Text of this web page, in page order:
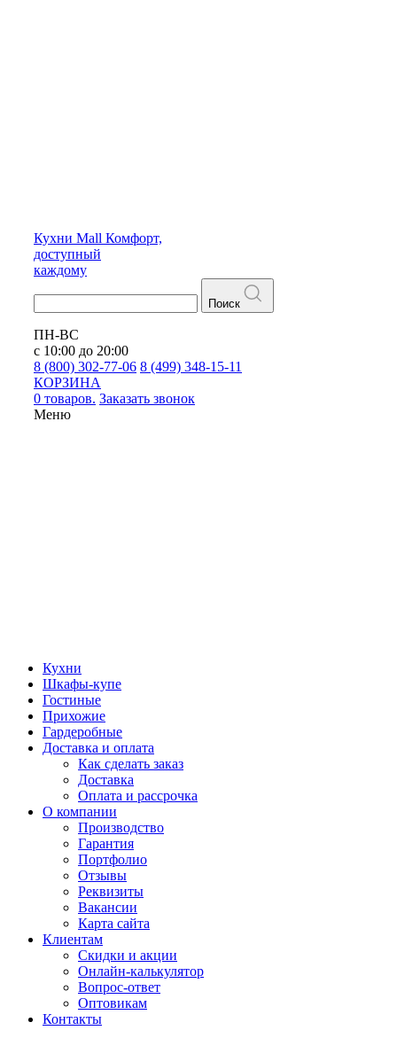
Кухни Mall Комфорт,
доступный
каждому
Поиск
ПН-ВС
с 10:00 до 20:00
8 (800) 302-77-06 8 (499) 348-15-11
КОРЗИНА
0 товаров. Заказать звонок
Меню
Кухни
Шкафы-купе
Гостиные
Прихожие
Гардеробные
Доставка и оплата
Как сделать заказ
Доставка
Оплата и рассрочка
О компании
Производство
Гарантия
Портфолио
Отзывы
Реквизиты
Вакансии
Карта сайта
Клиентам
Скидки и акции
Онлайн-калькулятор
Вопрос-ответ
Оптовикам
Контакты